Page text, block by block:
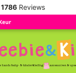
1786 Reviews